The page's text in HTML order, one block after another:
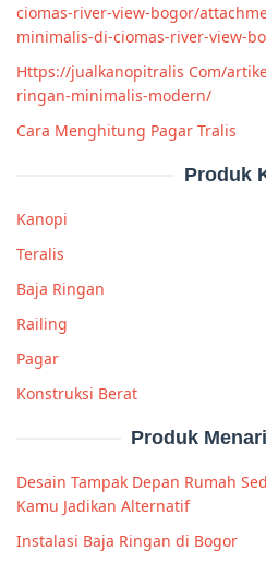
ciomas-river-view-bogor/
minimalis-di-ciomas-river-view-
Https://jualkanopitralis Com/
ringan-minimalis-modern/
Cara Menghitung Pagar Tralis
Produk
Kanopi
Teralis
Baja Ringan
Railing
Pagar
Konstruksi Berat
Produk
Desain Tampak Depan Rumah
Kamu Jadikan Alternatif
Instalasi Baja Ringan di Bogor